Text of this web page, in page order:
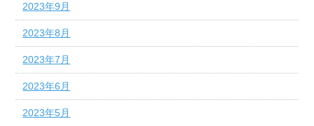
2023年9月
2023年8月
2023年7月
2023年6月
2023年5月